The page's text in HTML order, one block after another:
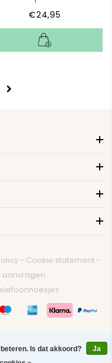
€24,95
- Cookie statement -
aanvragen
Is dat akkoord?
Ja